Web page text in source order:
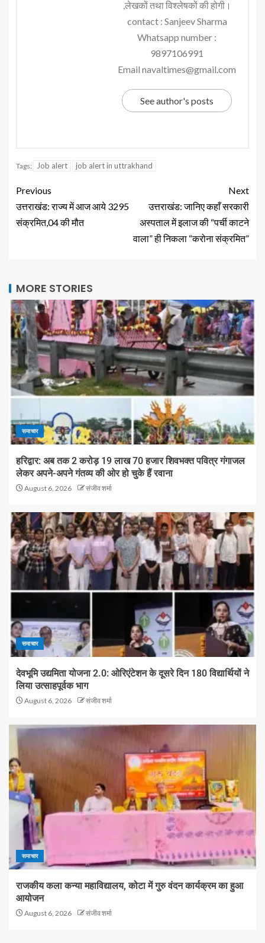
,लेखकों तथा विश्लेषकों की होगी।
contact : Sanjeev Sharma
Whatsapp number :
9897106991
Email navaltimes@gmail.com
See author's posts
Tags: Job alert job alert in uttrakhand
Previous
उत्तराखंड: राज्य में आज आये 3295
संक्रमित,04 की मौत
Next
उत्तराखंड: जानिए कहाँ सरकारी
अस्पताल में इलाज की “पर्ची काटने
वाला” ही निकला “करोना संक्रमित”
MORE STORIES
समाचार
हरिद्वार: अब तक 2 करोड़ 19 लाख 70 हजार शिवभक्त पवित्र गंगाजल
लेकर अपने-अपने गंतव्य की ओर हो चुके हैं रवाना
August 6, 2026 संजीव शर्मा
समाचार
देवभूमि उद्यमिता योजना 2.0: ओरिएंटेशन के दूसरे दिन 180 विद्यार्थियों ने
लिया उत्साहपूर्वक भाग
August 6, 2026 संजीव शर्मा
समाचार
राजकीय कला कन्या महाविद्यालय, कोटा में गुरु वंदन कार्यक्रम का हुआ
आयोजन
August 6, 2026 संजीव शर्मा